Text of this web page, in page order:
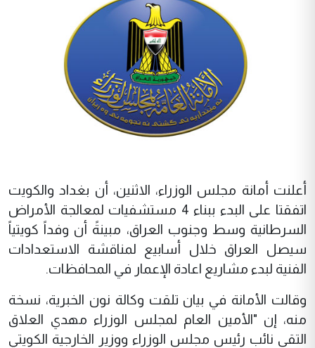
أعلنت أمانة مجلس الوزراء، الاثنين، أن بغداد والكويت
اتفقتا على البدء ببناء 4 مستشفيات لمعالجة الأمراض
السرطانية وسط وجنوب العراق، مبينةً أن وفداً كويتياً
سيصل العراق خلال أسابيع لمناقشة الاستعدادات
الفنية لبدء مشاريع اعادة الإعمار في المحافظات.
وقالت الأمانة في بيان تلقت وكالة نون الخبرية، نسخة
منه، إن "الأمين العام لمجلس الوزراء مهدي العلاق
التقى نائب رئيس مجلس الوزراء ووزير الخارجية الكويتي